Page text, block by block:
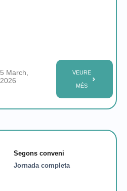
5 March,
2026
VEURE
MÉS
Segons conveni
Jornada completa